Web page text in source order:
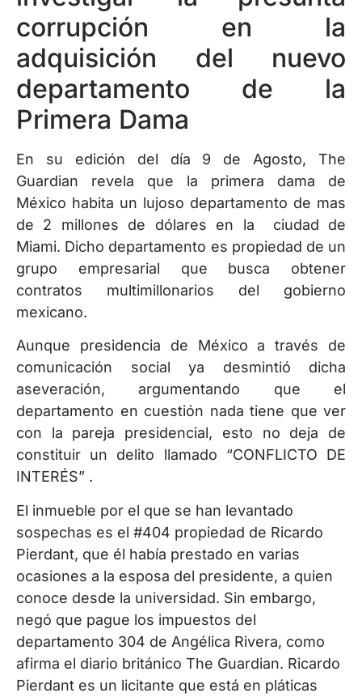
corrupción en la
adquisición del nuevo
departamento de la
Primera Dama
En su edición del día 9 de Agosto, The
Guardian revela que la primera dama de
México habita un lujoso departamento de mas
de 2 millones de dólares en la ciudad de
Miami. Dicho departamento es propiedad de un
grupo empresarial que busca obtener
contratos multimillonarios del gobierno
mexicano.
Aunque presidencia de México a través de
comunicación social ya desmintió dicha
aseveración, argumentando que el
departamento en cuestión nada tiene que ver
con la pareja presidencial, esto no deja de
constituir un delito llamado “CONFLICTO DE
INTERÉS” .
El inmueble por el que se han levantado
sospechas es el #404 propiedad de Ricardo
Pierdant, que él había prestado en varias
ocasiones a la esposa del presidente, a quien
conoce desde la universidad. Sin embargo,
negó que pague los impuestos del
departamento 304 de Angélica Rivera, como
afirma el diario británico The Guardian. Ricardo
Pierdant es un licitante que está en pláticas